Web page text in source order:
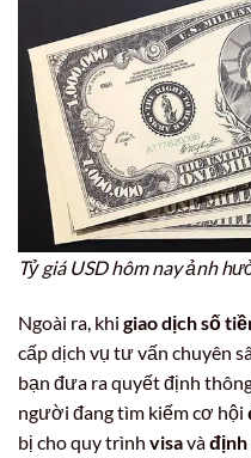
Tỷ giá USD hôm nay ảnh
Ngoài ra, khi giao dịch số
cấp dịch vụ tư vấn chuyên
bạn đưa ra quyết định
người đang tìm kiếm cơ hội
bị cho quy trình visavà